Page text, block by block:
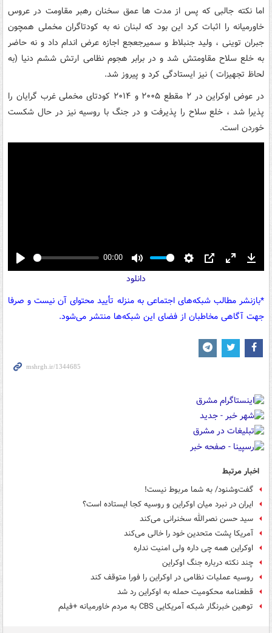
اما نکته جالبی که پس از مدت ها عمق سخنان رهبر مقاومت در عروس
خاورمیانه را اثبات کرد این بود که لبنان نه به کودتاگران مخملی همچون
جبران توینی ، ولید جنبلاط و سمیرجعجع اجازه عرض اندام داد و نه حاضر
به خلع سلاح مقاومتش شد و در برابر هجوم نظامی ارتش ششم دنیا (به
لحاظ تجهیزات ) نیز ایستادگی کرد و پیروز شد.
در عوض اوکراین در ۲ مقطع ۲۰۰۵ و ۲۰۱۴ کودتای مخملی غرب گرایان را
پذیرا شد ، خلع سلاح را پذیرفت و در جنگ با روسیه نیز در حال شکست
خوردن است.
Play
00:00
Mute Settings
PIP Enter
دانلود
*بازنشر مطالب شبکه‌های اجتماعی به منزله تأیید محتوای آن نیست و صرفا
جهت آگاهی مخاطبان از فضای این شبکه‌ها منتشر می‌شود.
اخبار مرتبط
گفت‌وشنود/ به شما مربوط نیست!
ایران در نبرد میان اوکراین و روسیه کجا ایستاده است؟
سید حسن نصرالله سخنرانی می‌کند
آمریکا پشت متحدین خود را خالی می‌کند
اوکراین همه چی داره ولی امنیت نداره
چند نکته درباره جنگ اوکراین
روسیه عملیات نظامی در اوکراین را فورا متوقف کند
قطعنامه محکومیت حمله به اوکراین رد شد
توهین خبرنگار شبکه آمریکایی CBS به مردم خاورمیانه +فیلم